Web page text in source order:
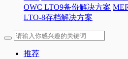
OWC LTO9备份解决方案
LTO-8存档解决方案
推荐